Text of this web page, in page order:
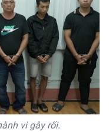
vi gây rối.